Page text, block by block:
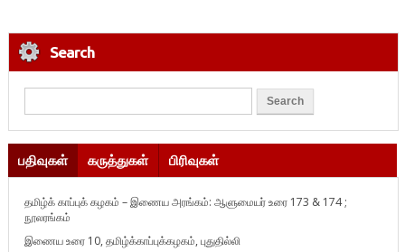
Search
பதிவுகள் கருத்துகள் பிரிவுகள்
தமிழ்க் காப்புக் கழகம் – இணைய அரங்கம்: ஆளுமையர் உரை 173 & 174 ;
நூலரங்கம்
இணைய உரை 10, தமிழ்க்காப்புக்கழகம், புதுதில்லி